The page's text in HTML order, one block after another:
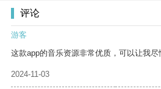
评论
游客
这款app的音乐资源非常优质，可以让我尽
2024-11-03